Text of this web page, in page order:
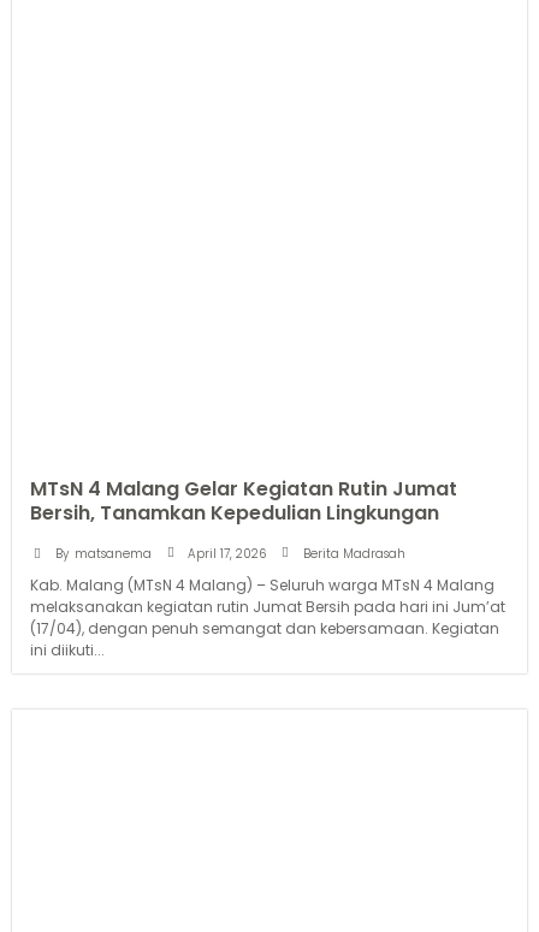
MTsN 4 Malang Gelar Kegiatan Rutin Jumat
Bersih, Tanamkan Kepedulian Lingkungan
By matsanema April 17, 2026 Berita Madrasah
Kab. Malang (MTsN 4 Malang) – Seluruh warga MTsN 4 Malang
melaksanakan kegiatan rutin Jumat Bersih pada hari ini Jum’at
(17/04), dengan penuh semangat dan kebersamaan. Kegiatan
ini diikuti...